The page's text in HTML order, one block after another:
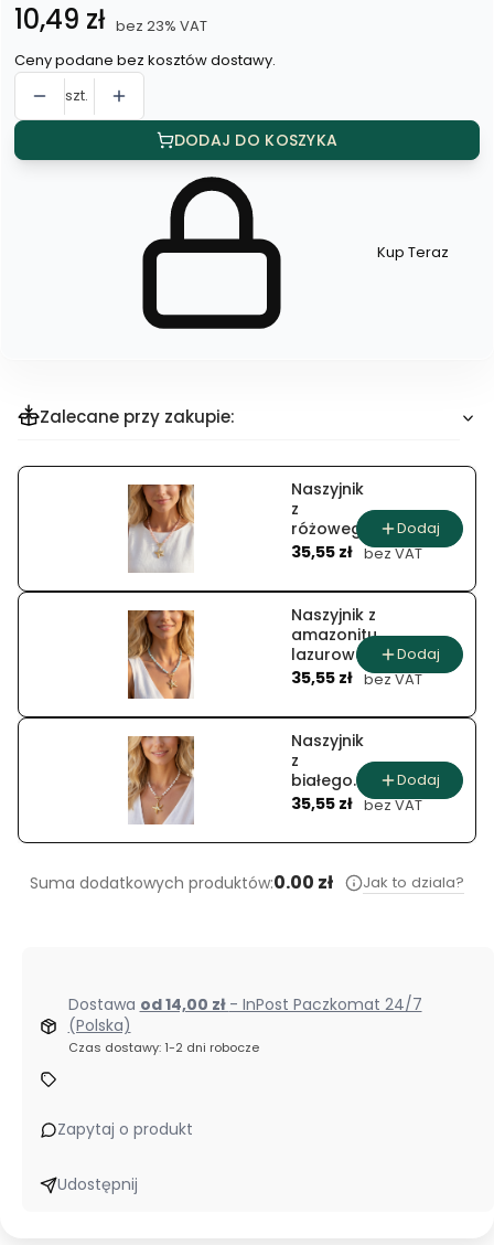
Cena
10,49 zł bez 23% VAT
Ceny podane bez kosztów dostawy.
szt.
DODAJ DO KOSZYKA
Szybki
produktu
Bransoleta
celebrytka
Kup Teraz
Zalecane przy zakupie:
Naszyjnik
z
różowego
opalu
róża
Cena
35,55 zł bez VAT
Dodaj
Naszyjnik z
amazonitu
lazurowa
bryza
Cena
35,55 zł bez VAT
Dodaj
Naszyjnik
z
białego
jadeitu
brzeg
Cena
35,55 zł bez VAT
Dodaj
Suma dodatkowych produktów:0.00 zł Jak to dziala?
Dostawa od 14,00 zł - InPost Paczkomat 24/7
(Polska)
Czas dostawy: 1-2 dni robocze
Zapytaj o produkt
Udostępnij